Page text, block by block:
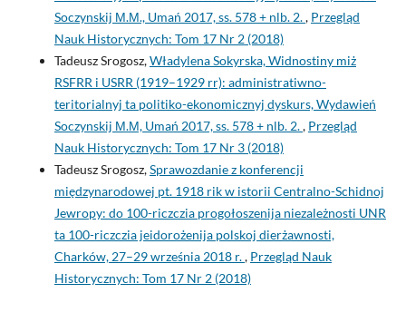
Soczynskij М.М., Umań 2017, ss. 578 + nlb. 2., Przegląd
Nauk Historycznych: Tom 17 Nr 2 (2018)
Tadeusz Srogosz,Władylena Sokyrska, Widnostiny miż
RSFRR i USRR (1919–1929 rr): administratiwno-
teritorialnyj ta politiko-ekonomicznyj dyskurs, Wydawień
Soczynskij М.М, Umań 2017, ss. 578 + nlb. 2., Przegląd
Nauk Historycznych: Tom 17 Nr 3 (2018)
Tadeusz Srogosz,Sprawozdanie z konferencji
międzynarodowej pt. 1918 rik w istorii Centralno-Schidnoj
Jewropy: do 100-riczczia progołoszenija niezależnosti UNR
ta 100-riczczia jeidorożenija polskoj dierżawnosti,
Charków, 27–29 września 2018 r., Przegląd Nauk
Historycznych: Tom 17 Nr 2 (2018)